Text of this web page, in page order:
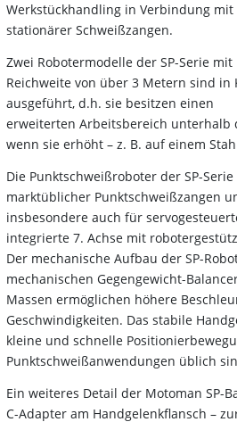
Werkstückhandling in Verbindung
stationärer Schweißzangen.
Zwei Robotermodelle der SP-Serie
Reichweite von über 3 Metern sind in
ausgeführt, d.h. sie besitzen einen
erweiterten Arbeitsbereich unterhalb
wenn sie erhöht – z. B. auf einem
Die Punktschweißroboter der SP-
marktüblicher Punktschweißzangen
insbesondere auch für
integrierte 7. Achse mit
Der mechanische Aufbau der SP-
mechanischen Gegengewicht-
Massen ermöglichen höhere
Geschwindigkeiten. Das stabile
kleine und schnelle
Punktschweißanwendungen üblich
Ein weiteres Detail der Motoman SP-
C-Adapter am Handgelenkflansch –